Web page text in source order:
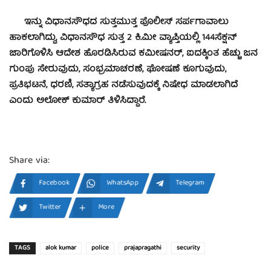
ಇನ್ನು ವಿಧಾನಸೌಧದ ಸುತ್ತಮುತ್ತ ಪೊಲೀಸ್ ಸರ್ಪಗಾವಾಲು
ಹಾಕಲಾಗಿದ್ದು, ವಿಧಾನಸೌಧ ಸುತ್ತ 2 ಕಿ.ಮೀ ವ್ಯಾಪ್ತಿಯಲ್ಲಿ 144ಸೆಕ್ಷನ್
ಜಾರಿಗೊಳಿಸಿ ಆದೇಶ ಹೊರಡಿಸಿರುವ ಕಮೀಷನರ್, ಐದಕ್ಕಿಂತ ಹೆಚ್ಚು ಜನ
ಗುಂಪು ಸೇರುವುದು, ಸಂಭ್ರಮಾಚರಣೆ, ಘೋಷಣೆ ಕೂಗುವುದು,
ಪ್ರತಿಭಟನೆ, ಧರಣಿ, ಸತ್ಯಾಗ್ರಹ ನಡೆಸುವುದಕ್ಕೆ ನಿಷೇಧ ಮಾಡಲಾಗಿದೆ
ಎಂದು ಅಲೋಕ್‌ ಕುಮಾರ್ ತಿಳಿಸಿದ್ದಾರೆ.
Share via:
Facebook WhatsApp
Telegram
Twitter
More
TAGS alok kumar police prajapragathi
security